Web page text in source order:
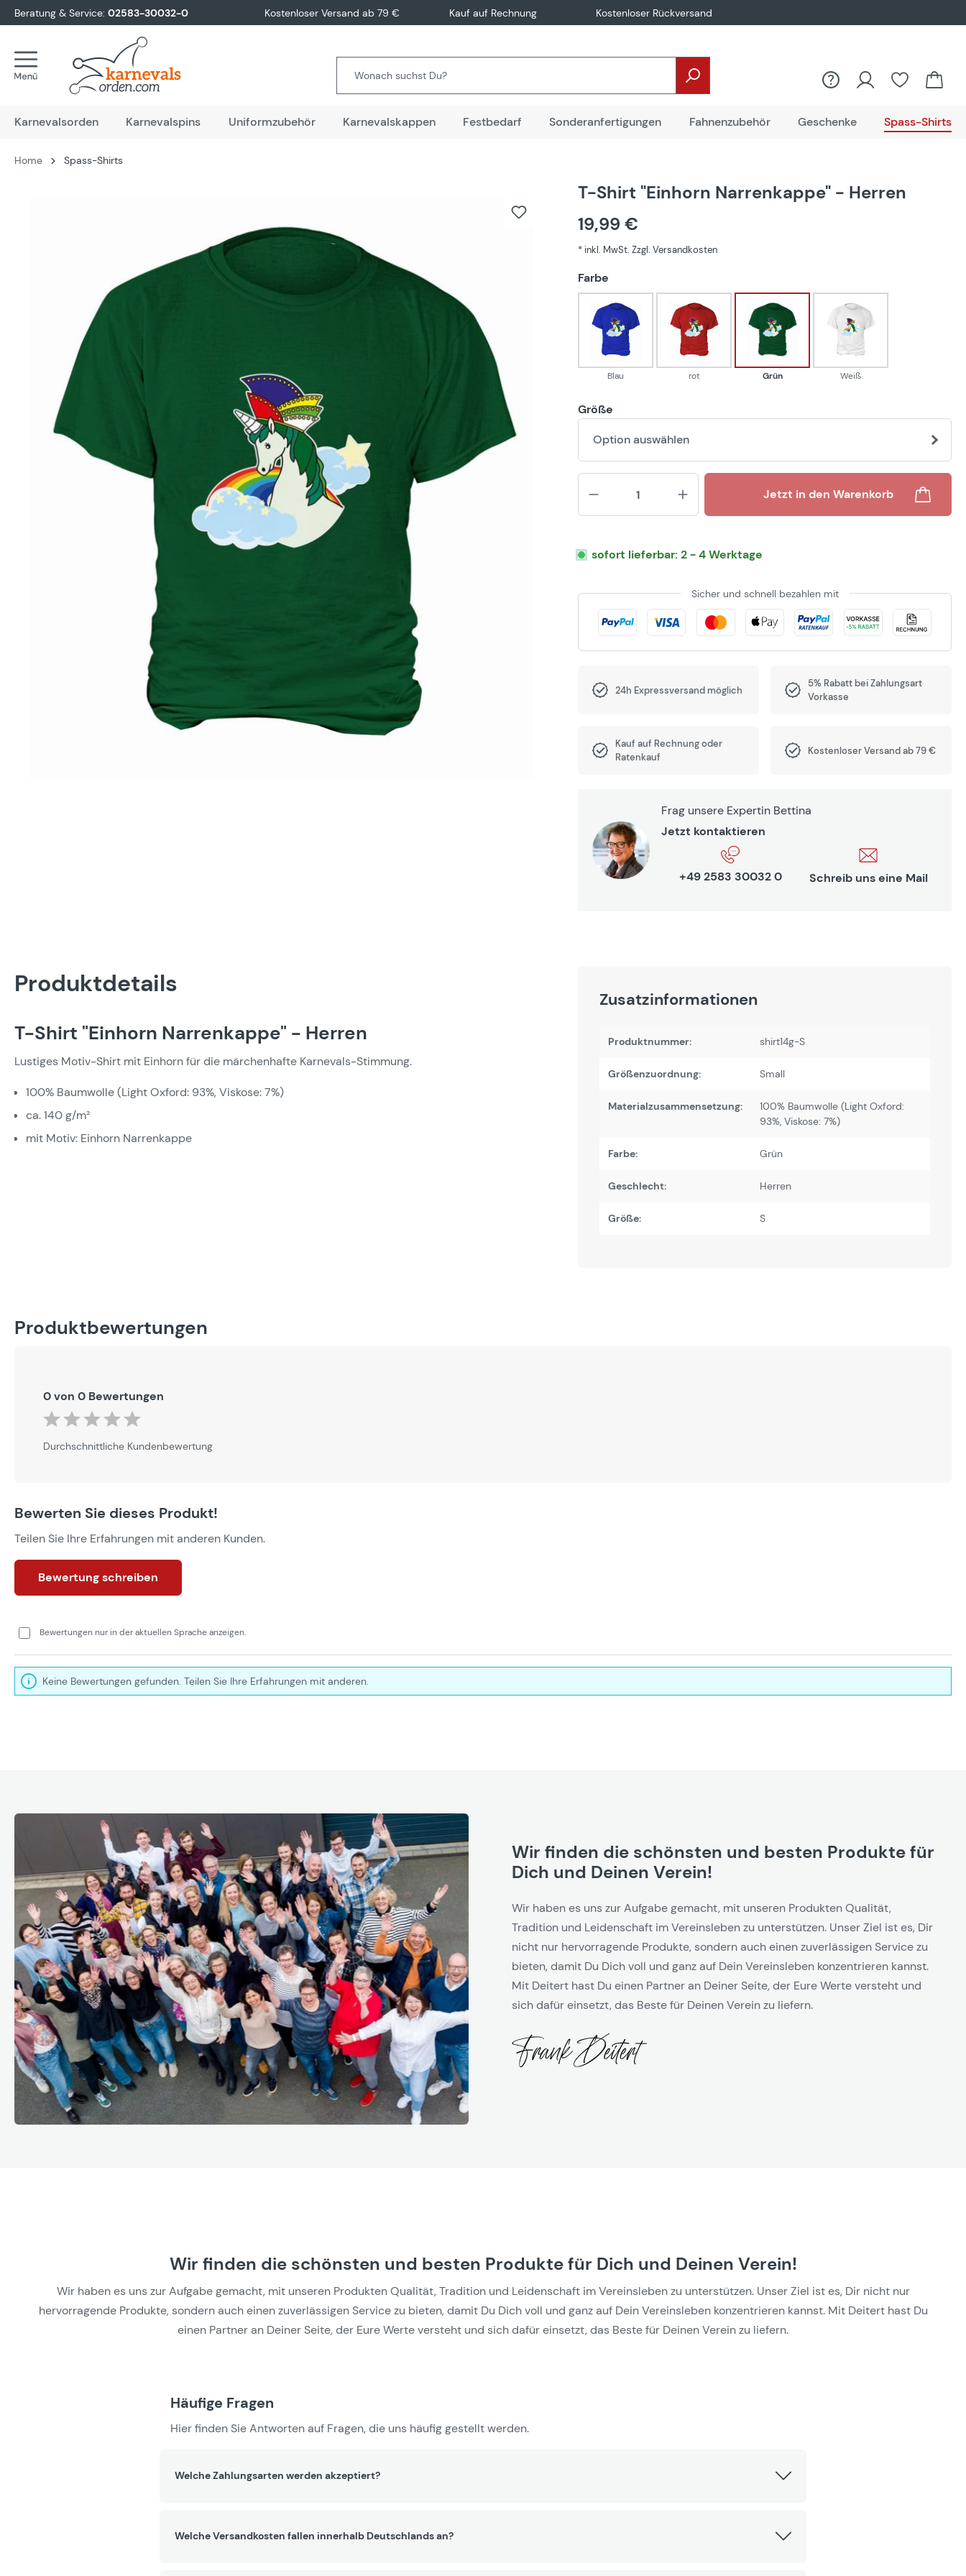
Zur Hauptnavigation springen
Beratung & Service: 02583-30032-0 Kostenloser Versand ab 79 € Kauf auf Rechnung Kostenloser Rückversand
Karnevalsorden Karnevalspins Uniformzubehör Karnevalskappen Festbedarf Sonderanfertigungen Fahnenzubehör Geschenke Spass-Shirts
Home Spass-Shirts
T-Shirt "Einhorn Narrenkappe" - Herren
19,99 €
* inkl. MwSt. Zzgl. Versandkosten
Farbe
Blau
Blau
rot
rot
Grün
Grün
Weiß
Weiß
Größe
Option auswählen
Produkt Anzahl: Gib den
Jetzt in den Warenkorb
sofort lieferbar: 2 - 4 Werktage
Sicher und schnell bezahlen mit
24h Expressversand möglich
5% Rabatt bei Zahlungsart
Vorkasse
Kauf auf Rechnung oder
Ratenkauf
Kostenloser Versand ab 79 €
Frag unsere Expertin Bettina
Jetzt kontaktieren
+49 2583 30032 0 Schreib uns eine Mail
Produktdetails
T-Shirt "Einhorn Narrenkappe" - Herren
Lustiges Motiv-Shirt mit Einhorn für die märchenhafte Karnevals-Stimmung.
100% Baumwolle (Light Oxford: 93%, Viskose: 7%)
ca. 140 g/m²
mit Motiv: Einhorn Narrenkappe
Zusatzinformationen
Produktnummer: shirt14g-S
Größenzuordnung: Small
Materialzusammensetzung:
100% Baumwolle (Light Oxford:
93%, Viskose: 7%)
Farbe: Grün
Geschlecht: Herren
Größe: S
Produktbewertungen
0 von 0 Bewertungen
Durchschnittliche Bewertung von 0 von 5 Sternen
Durchschnittliche Kundenbewertung
Bewerten Sie dieses Produkt!
Teilen Sie Ihre Erfahrungen mit anderen Kunden.
Bewertung schreiben
Bewertungen nur in der aktuellen Sprache anzeigen.
Keine Bewertungen gefunden. Teilen Sie Ihre Erfahrungen mit anderen.
Wir finden die schönsten und besten Produkte für
Dich und Deinen Verein!
Wir haben es uns zur Aufgabe gemacht, mit unseren Produkten Qualität,
Tradition und Leidenschaft im Vereinsleben zu unterstützen. Unser Ziel ist es, Dir
nicht nur hervorragende Produkte, sondern auch einen zuverlässigen Service zu
bieten, damit Du Dich voll und ganz auf Dein Vereinsleben konzentrieren kannst.
Mit Deitert hast Du einen Partner an Deiner Seite, der Eure Werte versteht und
sich dafür einsetzt, das Beste für Deinen Verein zu liefern.
Wir finden die schönsten und besten Produkte für Dich und Deinen Verein!
Wir haben es uns zur Aufgabe gemacht, mit unseren Produkten Qualität, Tradition und Leidenschaft im Vereinsleben zu unterstützen. Unser Ziel ist es, Dir nicht nur
hervorragende Produkte, sondern auch einen zuverlässigen Service zu bieten, damit Du Dich voll und ganz auf Dein Vereinsleben konzentrieren kannst. Mit Deitert hast Du
einen Partner an Deiner Seite, der Eure Werte versteht und sich dafür einsetzt, das Beste für Deinen Verein zu liefern.
Häufige Fragen
Hier finden Sie Antworten auf Fragen, die uns häufig gestellt werden.
Welche Zahlungsarten werden akzeptiert?
Welche Versandkosten fallen innerhalb Deutschlands an?